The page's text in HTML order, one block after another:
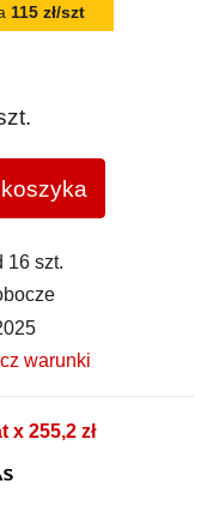
115 zł/szt
16 szt.
warunki
x 255,2 zł